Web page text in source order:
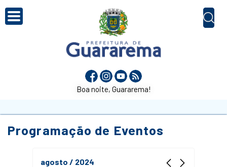
Boa noite, Guararema!
Programação de Eventos
agosto / 2024